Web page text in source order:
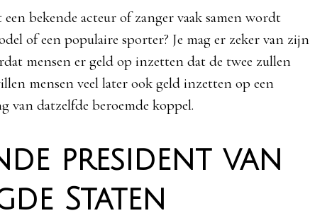
bekende acteur of zanger vaak samen wordt
of een populaire sporter? Je mag er zeker van zijn
mensen er geld op inzetten dat de twee zullen
mensen veel later ook geld inzetten op een
van datzelfde beroemde koppel.
president van
Staten